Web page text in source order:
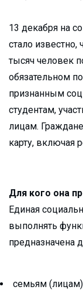
13 декабря на
стало известно,
тысяч человек
обязательном
признанным
студентам,
лицам.
карту, включая
Для кого она
Единая
выполнять
предназначена
семьям